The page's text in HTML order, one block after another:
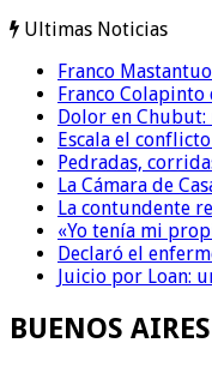
Ultimas Noticias
Franco
Franco
Dolor en
Escala el
Pedradas,
La Cámara de
La contundente
«Yo tenía mi
Declaró el
Juicio por Loan:
BUENOS